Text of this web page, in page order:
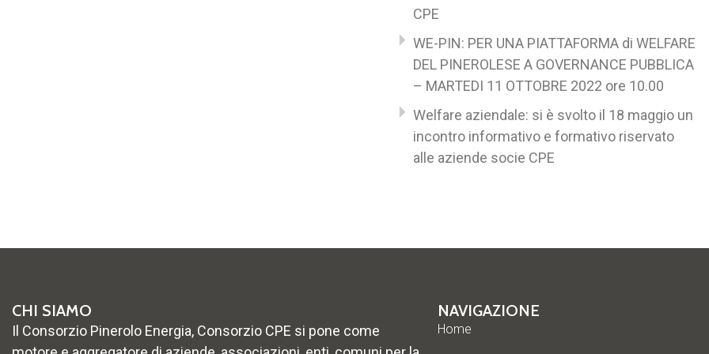
CPE
WE-PIN: PER UNA PIATTAFORMA di WELFARE
DEL PINEROLESE A GOVERNANCE PUBBLICA
– MARTEDI 11 OTTOBRE 2022 ore 10.00
Welfare aziendale: si è svolto il 18 maggio un
incontro informativo e formativo riservato
alle aziende socie CPE
CHI SIAMO
Il Consorzio Pinerolo Energia, Consorzio CPE si pone come
NAVIGAZIONE
Home